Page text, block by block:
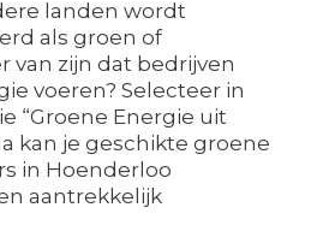
landen wordt
als groen of
van zijn dat bedrijven
voeren? Selecteer in
“Groene Energie uit
kan je geschikte groene
in Hoenderloo
aantrekkelijk